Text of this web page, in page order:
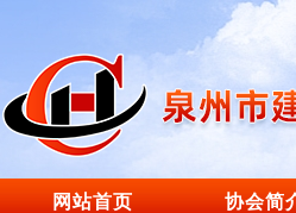
网站首页 协会简